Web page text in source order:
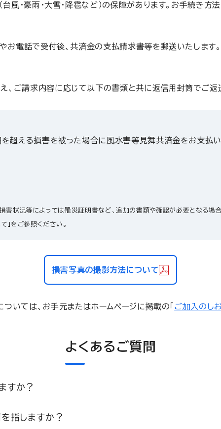
風・豪雨・大雪・降雹など）の保障があります。お手続き方
お電話で受付後、共済金の支払請求書等を郵送いたします。
、ご請求内容に応じて以下の書類と共に返信用封筒でご返
超える損害を被った場合に風水害等見舞共済金をお支払い
害状況等によっては罹災証明書など、追加の書類や確認が必要となる場
をご参照ください。
損害写真の撮影方法について
いては、お手元またはホームページに掲載の「 ご加入のし
よくあるご質問
すか？
指しますか？